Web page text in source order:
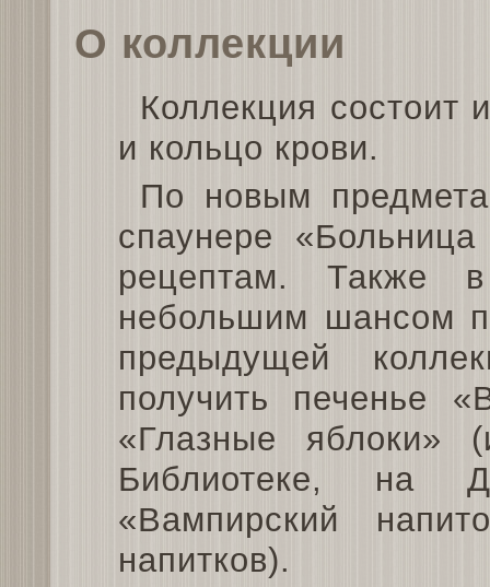
О коллекции
Коллекция состоит
и кольцо крови.
По новым
спаунере
рецептам. Также
небольшим шансом
предыдущей
получить печенье
«Глазные яблоки»
Библиотеке, на
«Вампирский
напитков).